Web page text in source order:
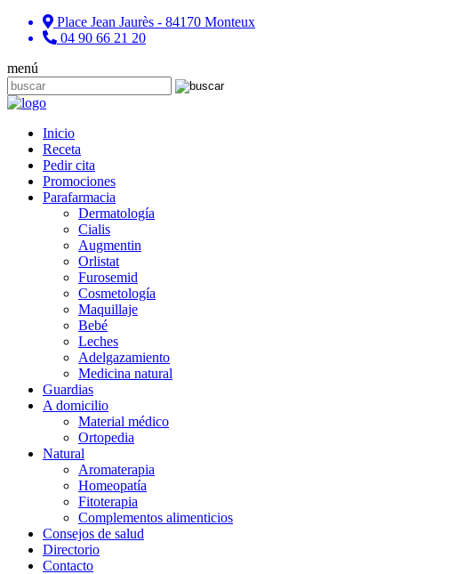
Place Jean Jaurès - 84170 Monteux
04 90 66 21 20
menú
Inicio
Receta
Pedir cita
Promociones
Parafarmacia
Dermatología
Cialis
Augmentin
Orlistat
Furosemid
Cosmetología
Maquillaje
Bebé
Leches
Adelgazamiento
Medicina natural
Guardias
A domicilio
Material médico
Ortopedia
Natural
Aromaterapia
Homeopatía
Fitoterapia
Complementos alimenticios
Consejos de salud
Directorio
Contacto